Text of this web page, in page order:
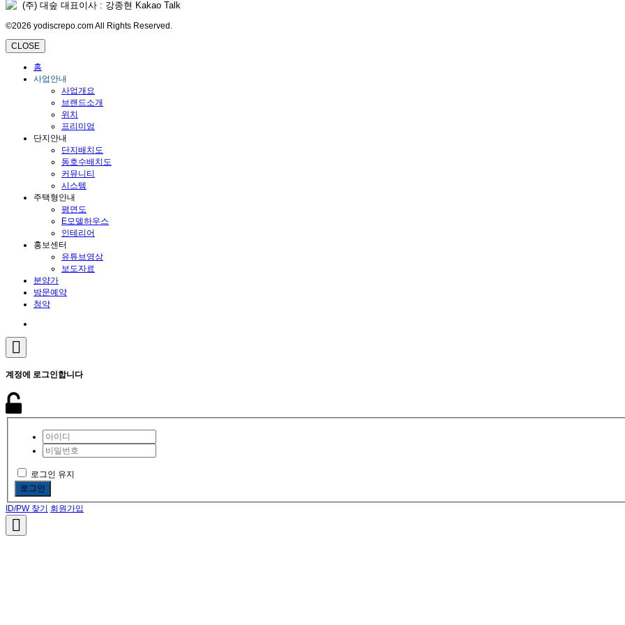
(주) 대숲 대표이사 : 강종현 Kakao Talk
©2026 yodiscrepo.com All Rights Reserved.
CLOSE
홈
사업안내
사업개요
브랜드소개
위치
프리미엄
단지안내
단지배치도
동호수배치도
커뮤니티
시스템
주택형안내
평면도
E모델하우스
인테리어
홍보센터
유튜브영상
보도자료
분양가
방문예약
청약
계정에 로그인합니다
로그인 유지
로그인
ID/PW 찾기 회원가입